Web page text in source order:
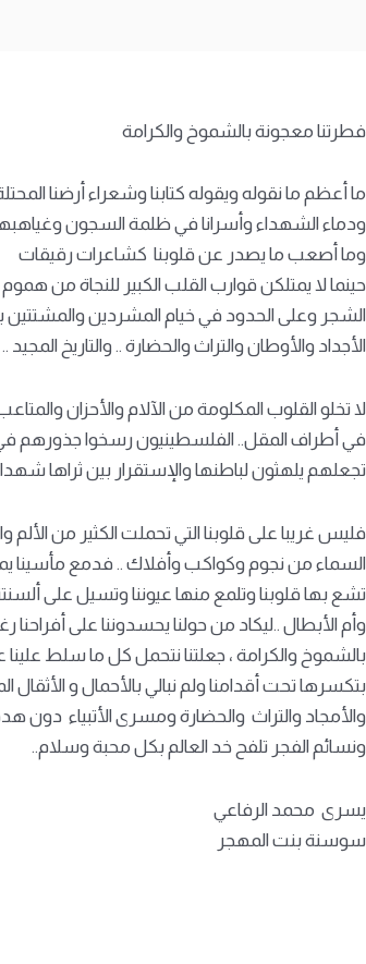
فطرتنا معجونة بالشموخ والكرامة
ما أعظم ما نقوله ويقوله كتابنا وشعراء أرضنا
ودماء الشهداء وأسرانا في ظلمة السجون
وما أصعب ما يصدر عن قلوبنا كشاعرات رقيقات
حينما لا يمتلكن قوارب القلب الكبير للنجاة من
الشجر وعلى الحدود في خيام المشردين
الأجداد والأوطان والتراث والحضارة .. والتاريخ المجيد ..
لا تخلو القلوب المكلومة من الآلام والأحزان
في أطراف المقل.. الفلسطينيون رسخوا جذورهم في
تجعلهم يلهثون لباطنها والإستقرار بين ثراها
فليس غريبا على قلوبنا التي تحملت الكثير من الألم
السماء من نجوم وكواكب وأفلاك .. فدمع مأسينا
تشع بها قلوبنا وتلمع منها عيوننا وتسيل على
وأم الأبطال ..ليكاد من حولنا يحسدوننا على أفراحنا
بالشموخ والكرامة ، جعلتنا نتحمل كل ما سلط
بتكسرها تحت أقدامنا ولم نبالي بالأحمال و
والأمجاد والتراث والحضارة ومسرى الأتبياء دون
ونسائم الفجر تلفح خد العالم بكل محبة وسلام..
يسرى محمد الرفاعي
سوسنة بنت المهجر